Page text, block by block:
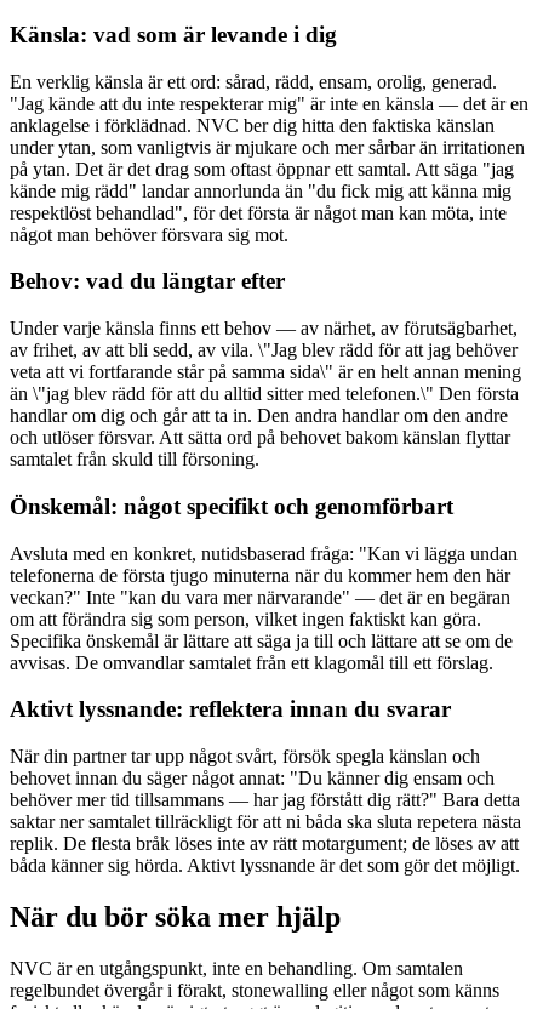
Känsla: vad som är levande i dig
En verklig känsla är ett ord: sårad, rädd, ensam, orolig, generad.
"Jag kände att du inte respekterar mig" är inte en känsla — det är en
anklagelse i förklädnad. NVC ber dig hitta den faktiska känslan
under ytan, som vanligtvis är mjukare och mer sårbar än irritationen
på ytan. Det är det drag som oftast öppnar ett samtal. Att säga "jag
kände mig rädd" landar annorlunda än "du fick mig att känna mig
respektlöst behandlad", för det första är något man kan möta, inte
något man behöver försvara sig mot.
Behov: vad du längtar efter
Under varje känsla finns ett behov — av närhet, av förutsägbarhet,
av frihet, av att bli sedd, av vila. \"Jag blev rädd för att jag behöver
veta att vi fortfarande står på samma sida\" är en helt annan mening
än \"jag blev rädd för att du alltid sitter med telefonen.\" Den första
handlar om dig och går att ta in. Den andra handlar om den andre
och utlöser försvar. Att sätta ord på behovet bakom känslan flyttar
samtalet från skuld till försoning.
Önskemål: något specifikt och genomförbart
Avsluta med en konkret, nutidsbaserad fråga: "Kan vi lägga undan
telefonerna de första tjugo minuterna när du kommer hem den här
veckan?" Inte "kan du vara mer närvarande" — det är en begäran
om att förändra sig som person, vilket ingen faktiskt kan göra.
Specifika önskemål är lättare att säga ja till och lättare att se om de
avvisas. De omvandlar samtalet från ett klagomål till ett förslag.
Aktivt lyssnande: reflektera innan du svarar
När din partner tar upp något svårt, försök spegla känslan och
behovet innan du säger något annat: "Du känner dig ensam och
behöver mer tid tillsammans — har jag förstått dig rätt?" Bara detta
saktar ner samtalet tillräckligt för att ni båda ska sluta repetera nästa
replik. De flesta bråk löses inte av rätt motargument; de löses av att
båda känner sig hörda. Aktivt lyssnande är det som gör det möjligt.
När du bör söka mer hjälp
NVC är en utgångspunkt, inte en behandling. Om samtalen
regelbundet övergår i förakt, stonewalling eller något som känns